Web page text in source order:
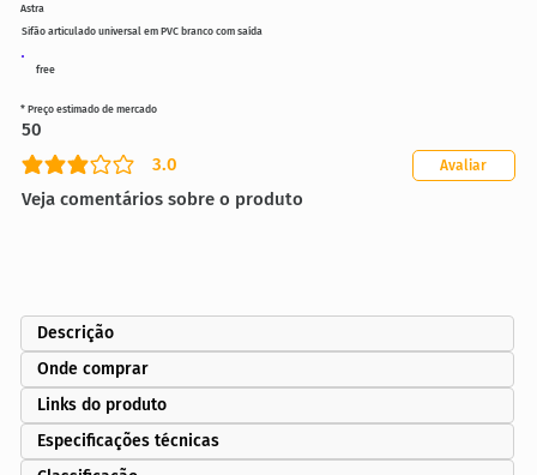
free
Sifão articulado universal em PVC branco com saída
3.0
classificação média é 3 de 5
Veja comentários sobre o produto
Avaliar
* Preço estimado de mercado
50
Astra
Descrição
Onde comprar
Links do produto
Especificações técnicas